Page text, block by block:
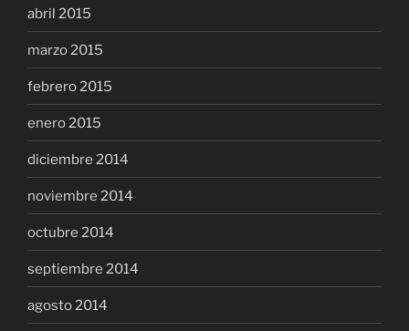
abril 2015
marzo 2015
febrero 2015
enero 2015
diciembre 2014
noviembre 2014
octubre 2014
septiembre 2014
agosto 2014